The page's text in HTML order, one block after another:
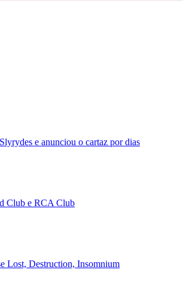
e anunciou o cartaz por dias
Club e RCA Club
Lost, Destruction, Insomnium